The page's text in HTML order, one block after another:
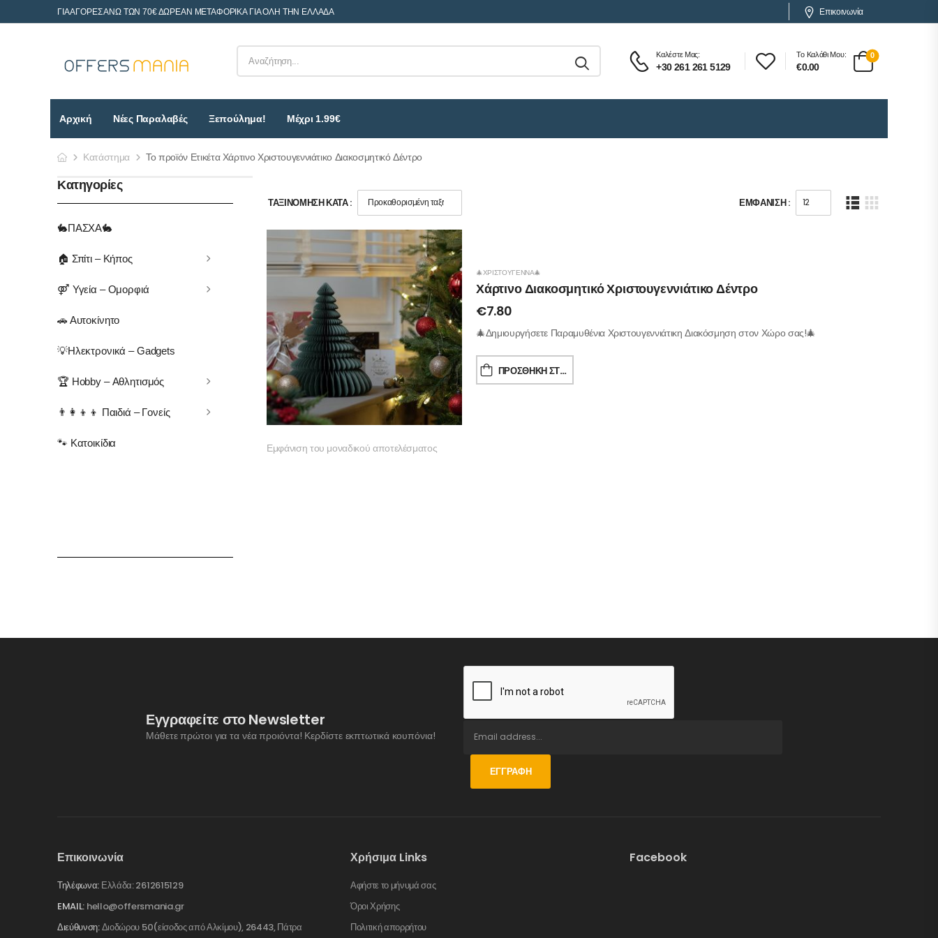
ΓΙΑ ΑΓΟΡΕΣ ΑΝΩ ΤΩΝ 70€ ΔΩΡΕΑΝ ΜΕΤΑΦΟΡΙΚΑ ΓΙΑ ΟΛΗ ΤΗΝ ΕΛΛΑΔΑ Επικοινωνία
Καλέστε Μας:
+30 261 261 5129
Το Καλάθι Μου:
€0.00
0
Αρχική Νέες Παραλαβές Ξεπούλημα! Μέχρι 1.99€
Κατάστημα
Το προϊόν Ετικέτα Χάρτινο Χριστουγεννιάτικο Διακοσμητικό Δέντρο
Κατηγορίες
🐇ΠΑΣΧΑ🐇
🏠 Σπίτι – Κήπος
⚤ Υγεία – Ομορφιά
🚗 Αυτοκίνητο
💡Ηλεκτρονικά – Gadgets
🏆 Hobby – Αθλητισμός
👨‍👩‍👦‍👦 Παιδιά – Γονείς
🐾 Κατοικίδια
ΤΑΞΙΝΌΜΗΣΗ ΚΑΤΆ : ΕΜΦΆΝΙΣΗ :
🎄ΧΡΙΣΤΟΎΓΕΝΝΑ🎄
Χάρτινο Διακοσμητικό Χριστουγεννιάτικο Δέντρο
€7.80
🎄Δημιουργήσετε Παραμυθένια Χριστουγεννιάτικη Διακόσμηση στον Χώρο σας!🎄
ΠΡΟΣΘΉΚΗ ΣΤΟ ΚΑΛΆΘΙ
Εμφάνιση του μοναδικού αποτελέσματος
Εγγραφείτε στο Newsletter
Μάθετε πρώτοι για τα νέα προιόντα! Κερδίστε εκπτωτικά κουπόνια!
ΕΓΓΡΑΦΉ
Επικοινωνία
Τηλέφωνα: Ελλάδα: 2612615129
EMAIL: hello@offersmania.gr
Διεύθυνση:Διοδώρου 50(είσοδος από Αλκίμου), 26443, Πάτρα
Χρήσιμα Links
Αφήστε το μήνυμά σας
Όροι Χρήσης
Πολιτική απορρήτου
Facebook